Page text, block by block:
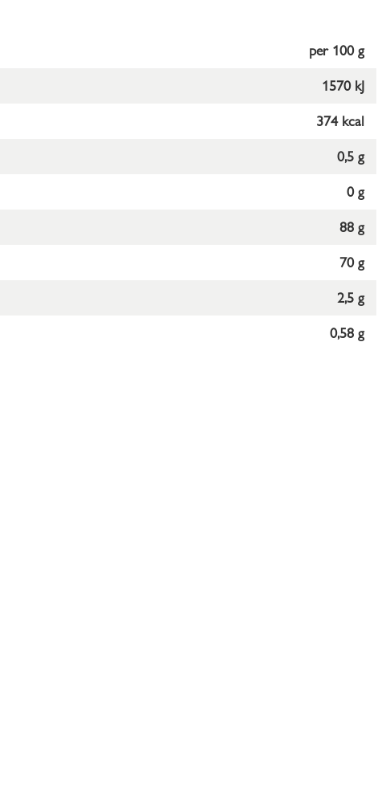
per 100 g
1570 kJ
374 kcal
0,5 g
0 g
88 g
70 g
2,5 g
0,58 g